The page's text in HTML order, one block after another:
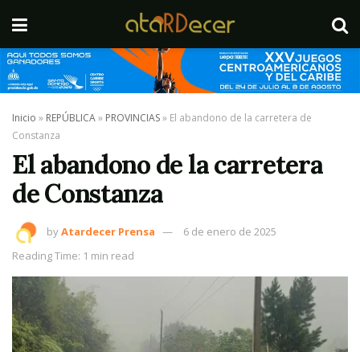
Inicio » REPÚBLICA» PROVINCIAS» El abandono de la carretera de
Constanza
El abandono de la carretera
de Constanza
byAtardecer Prensa
6 de enero de 2025
Reading Time: 1 min read